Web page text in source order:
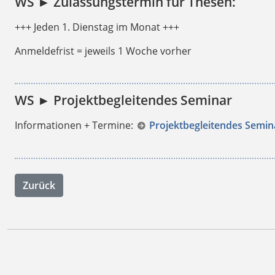
+++ Jeden 1. Dienstag im Monat +++
Anmeldefrist = jeweils 1 Woche vorher
WS ► Projektbegleitendes Seminar
Informationen + Termine: Projektbegleitendes
Zurück